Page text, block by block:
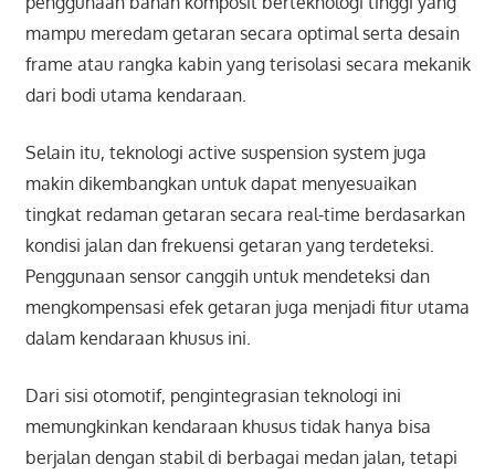
mampu meredam getaran secara optimal serta desain
frame atau rangka kabin yang terisolasi secara mekanik
dari bodi utama kendaraan.
Selain itu, teknologi active suspension system juga
makin dikembangkan untuk dapat menyesuaikan
tingkat redaman getaran secara real-time berdasarkan
kondisi jalan dan frekuensi getaran yang terdeteksi.
Penggunaan sensor canggih untuk mendeteksi dan
mengkompensasi efek getaran juga menjadi fitur utama
dalam kendaraan khusus ini.
Dari sisi otomotif, pengintegrasian teknologi ini
memungkinkan kendaraan khusus tidak hanya bisa
berjalan dengan stabil di berbagai medan jalan, tetapi